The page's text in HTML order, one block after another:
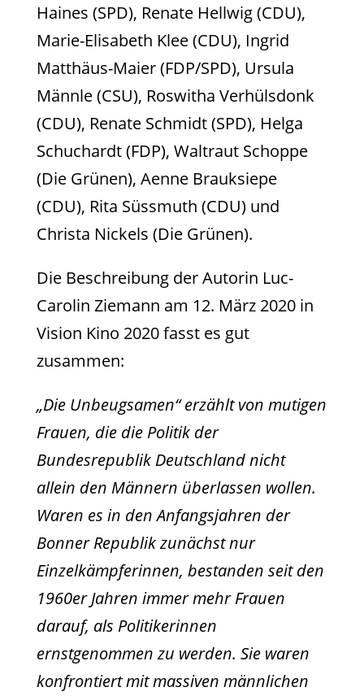
Haines (SPD), Renate Hellwig (CDU),
Marie-Elisabeth Klee (CDU), Ingrid
Matthäus-Maier (FDP/SPD), Ursula
Männle (CSU), Roswitha Verhülsdonk
(CDU), Renate Schmidt (SPD), Helga
Schuchardt (FDP), Waltraut Schoppe
(Die Grünen), Aenne Brauksiepe
(CDU), Rita Süssmuth (CDU) und
Christa Nickels (Die Grünen).
Die Beschreibung der Autorin Luc-
Carolin Ziemann am 12. März 2020 in
Vision Kino 2020 fasst es gut
zusammen:
„Die Unbeugsamen“ erzählt von mutigen
Frauen, die die Politik der
Bundesrepublik Deutschland nicht
allein den Männern überlassen wollen.
Waren es in den Anfangsjahren der
Bonner Republik zunächst nur
Einzelkämpferinnen, bestanden seit den
1960er Jahren immer mehr Frauen
darauf, als Politikerinnen
ernstgenommen zu werden. Sie waren
konfrontiert mit massiven männlichen